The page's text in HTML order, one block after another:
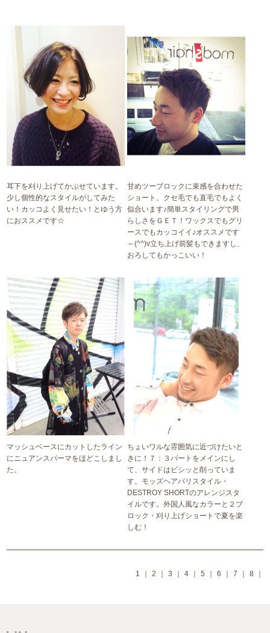
耳下を刈り上げてかぶせています。
少し個性的なスタイルがしてみた
い！カッコよく見せたい！とゆう方
におススメです☆
甘めツーブロックに束感を合わせた
ショート。クセ毛でも直毛でもよく
似合います♪簡単スタイリングで男
らしさをＧＥＴ！ワックスでもグリ
ースでもカッコイイ♪オススメです
～(^^)v立ち上げ前髪もできますし、
おろしてもかっこいい！
マッシュベースにカットしたライン
にニュアンスパーマをほどこしまし
た。
ちょいワルな雰囲気に近づけたいと
きに！７：３パートをメインにし
て、サイドはビシッと削っていま
す。モッズヘアパリスタイル・
DESTROY SHORTのアレンジスタ
イルです。外国人風なカラーと２ブ
ロック・刈り上げショートで夏を楽
しむ！
1 ｜ 2 ｜ 3 ｜ 4 ｜ 5 ｜ 6 ｜ 7 ｜ 8 ｜